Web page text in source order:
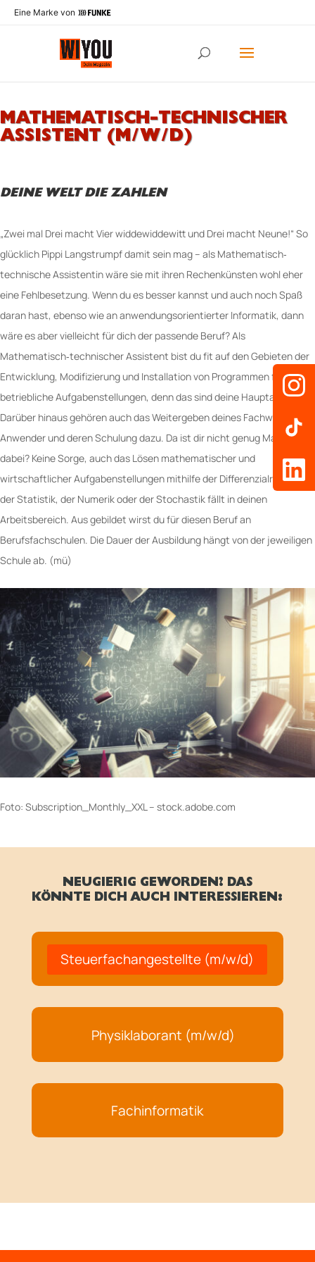
Eine Marke von
MATHEMATISCH-TECHNISCHER
ASSISTENT (M/W/D)
DEINE WELT DIE ZAHLEN
„Zwei mal Drei macht Vier widdewiddewitt und Drei macht Neune!“ So
glücklich Pippi Langstrumpf damit sein mag – als Mathematisch‐
technische Assistentin wäre sie mit ihren Rechenkünsten wohl eher
eine Fehlbesetzung. Wenn du es besser kannst und auch noch Spaß
daran hast, ebenso wie an anwendungsorientierter Informatik, dann
wäre es aber vielleicht für dich der passende Beruf? Als
Mathematisch‐technischer Assistent bist du fit auf den Gebieten der
Entwicklung, Modifizierung und Installation von Programmen für
betriebliche Aufgabenstellungen, denn das sind deine Hauptaufgaben.
Darüber hinaus gehören auch das Weitergeben deines Fachwissens an
Anwender und deren Schulung dazu. Da ist dir nicht genug Mathe
dabei? Keine Sorge, auch das Lösen mathematischer und
wirtschaftlicher Aufgabenstellungen mithilfe der Differenzialrechnung,
der Statistik, der Numerik oder der Stochastik fällt in deinen
Arbeitsbereich. Aus gebildet wirst du für diesen Beruf an
Berufsfachschulen. Die Dauer der Ausbildung hängt von der jeweiligen
Schule ab. (mü)
Foto: Subscription_Monthly_XXL – stock.adobe.com
NEUGIERIG GEWORDEN? DAS
KÖNNTE DICH AUCH INTERESSIEREN:
Steuerfachangestellte (m/w/d)
Physiklaborant (m/w/d)
Fachinformatik